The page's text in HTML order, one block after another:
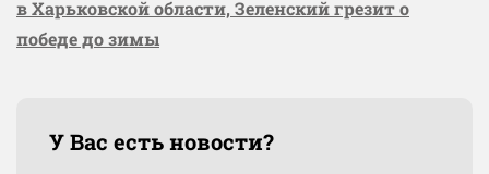
в Харьковской области, Зеленский грезит о
победе до зимы
У Вас есть новости?